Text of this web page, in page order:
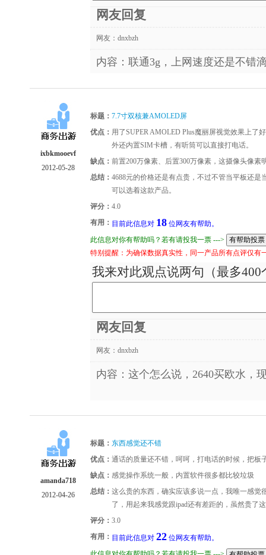
网友回复
网友： dnxbzh
内容：联通3g，上网速度还是不错
ixbkmooevf
2012-05-28
标题： 7.7寸双核兼AMOLED屏
优点： 用了SUPER AMOLED Plus魔丽屏视觉效果上了
外还内置SIM卡槽，有听筒可以直接打电话。
缺点： 前置200万像素、后置300万像素，这摄像头像素
总结： 4688元的价格还是有点贵，不过不管当平板还
可以选着这款产品。
评分： 4.0
有用： 目前此信息对 18 位网友有帮助。
此信息对你有帮助吗？若有请投我一票 --->
特别提醒：为确保数据真实性，同一产品所有点评仅有
我来对此观点说两句（最多400
网友回复
网友： dnxbzh
内容：这个怎么说，2640买欧水，
amanda718
2012-04-26
标题： 东西感觉还不错
优点： 通话的质量还不错，呵呵，打电话的时候，把板
缺点： 感觉操作系统一般，内置软件很多都比较垃圾
总结： 这么贵的东西，确实应该多说一点，我唯一感
了，用起来我感觉跟ipad还有差距的，虽然贵了
评分： 3.0
有用： 目前此信息对 22 位网友有帮助。